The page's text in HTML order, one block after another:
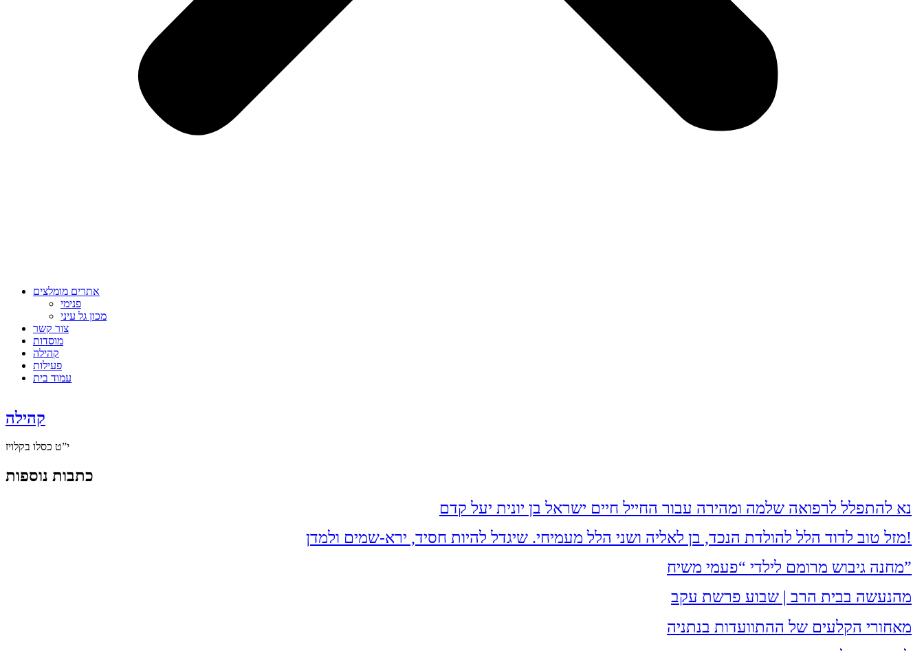
אתרים מומלצים
פנימי
מכון גל עיני
צור קשר
מוסדות
קהילה
פעילות
עמוד בית
קהילה
י”ט כסלו בקלויז
כתבות נוספות
נא להתפלל לרפואה שלמה ומהירה עבור החייל חיים ישראל בן יונית יעל קדם
מזל טוב לדוד הלל להולדת הנכד, בן לאליה ושני הלל מעמיחי. שיגדל להיות חסיד, ירא-שמים ולמדן!
מחנה גיבוש מרומם לילדי “פעמי משיח”
מהנעשה בבית הרב | שבוע פרשת עקב
מאחורי הקלעים של ההתוועדות בנתניה